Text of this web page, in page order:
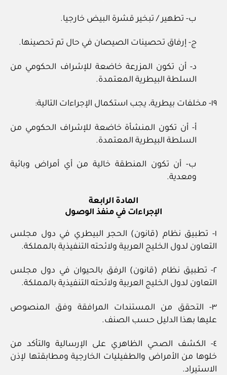
ب- تطهير / تبخير قشرة البيض خارجيا.
ج- إرفاق تحصينات الصيصان في حال تم تحصينها.
د- أن تكون المزرعة خاضعة للإشراف الحكومي من
السلطة البيطرية المعتمدة.
١٩- مخلفات بيطرية، يجب استكمال الإجراءات التالية:
أ- أن تكون المنشأة خاضعة للإشراف الحكومي من
السلطة البيطرية المعتمدة.
ب- أن تكون المنطقة خالية من أي أمراض وبائية
ومعدية.
المادة الرابعة
الإجراءات في منفذ الوصول
١- تطبيق نظام (قانون) الحجر البيطري في دول مجلس
التعاون لدول الخليج العربية ولائحته التنفيذية بالمملكة.
٢- تطبيق نظام (قانون) الرفق بالحيوان في دول مجلس
التعاون لدول الخليج العربية ولائحته التنفيذية بالمملكة.
٣- التحقق من المستندات المرافقة وفق المنصوص
عليها بهذا الدليل حسب الصنف.
٤- الكشف الصحي الظاهري على الإرسالية والتأكد من
خلوها من الأمراض والطفيليات الخارجية ومطابقتها لإذن
الاستيراد.